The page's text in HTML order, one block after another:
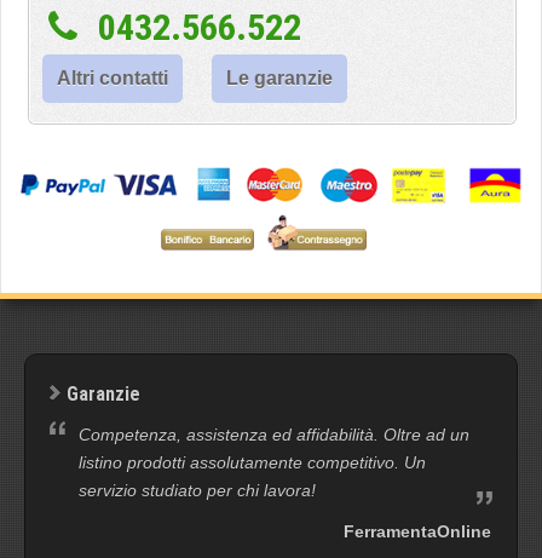
0432.566.522
Altri contatti Le garanzie
Garanzie
Competenza, assistenza ed affidabilità. Oltre ad un
listino prodotti assolutamente competitivo. Un
servizio studiato per chi lavora!
FerramentaOnline